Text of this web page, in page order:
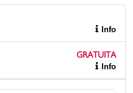
Info
GRATUITA
Info